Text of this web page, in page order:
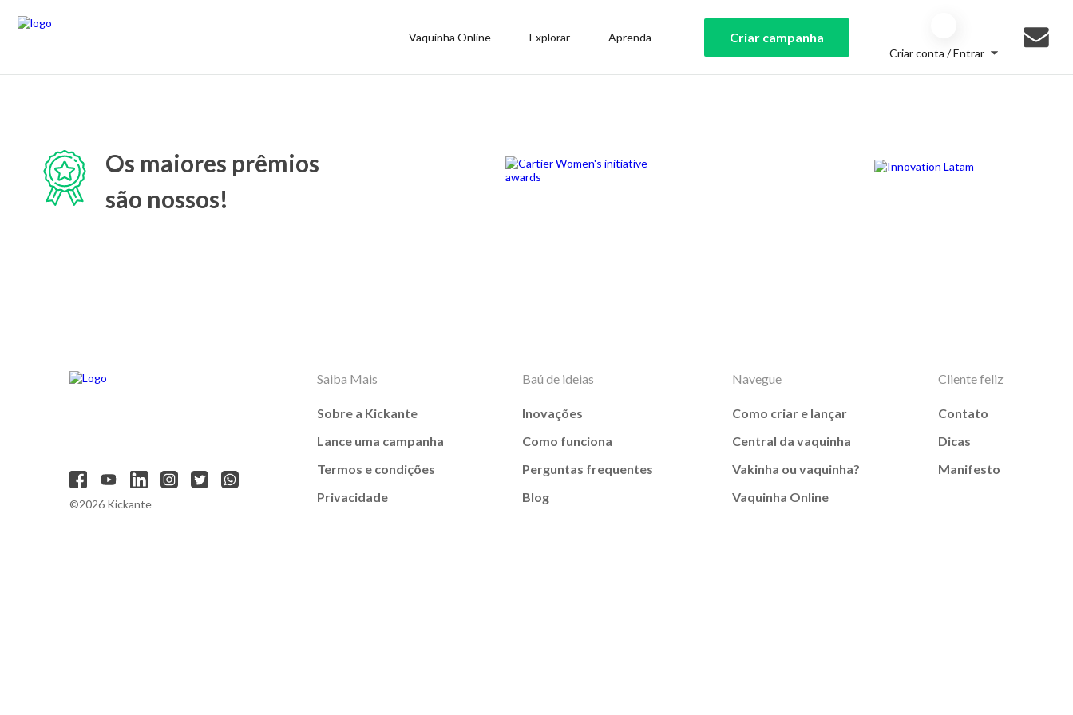
Vaquinha Online Explorar Aprenda Criar campanha
Criar conta / Entrar
Os maiores prêmios
são nossos!
©2026 Kickante
Saiba Mais
Sobre a Kickante
Lance uma campanha
Termos e condições
Privacidade
Baú de ideias
Inovações
Como funciona
Perguntas frequentes
Blog
Navegue
Como criar e lançar
Central da vaquinha
Vakinha ou vaquinha?
Vaquinha Online
Cliente feliz
Contato
Dicas
Manifesto